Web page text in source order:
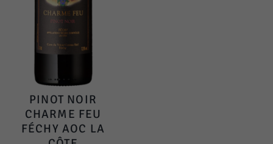
PINOT NOIR
CHARME FEU
FÉCHY AOC LA